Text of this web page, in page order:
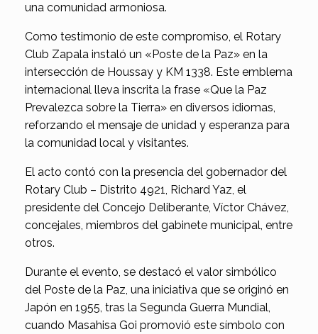
una comunidad armoniosa.
Como testimonio de este compromiso, el Rotary
Club Zapala instaló un «Poste de la Paz» en la
intersección de Houssay y KM 1338. Este emblema
internacional lleva inscrita la frase «Que la Paz
Prevalezca sobre la Tierra» en diversos idiomas,
reforzando el mensaje de unidad y esperanza para
la comunidad local y visitantes.
El acto contó con la presencia del gobernador del
Rotary Club – Distrito 4921, Richard Yaz, el
presidente del Concejo Deliberante, Víctor Chávez,
concejales, miembros del gabinete municipal, entre
otros.
Durante el evento, se destacó el valor simbólico
del Poste de la Paz, una iniciativa que se originó en
Japón en 1955, tras la Segunda Guerra Mundial,
cuando Masahisa Goi promovió este símbolo con